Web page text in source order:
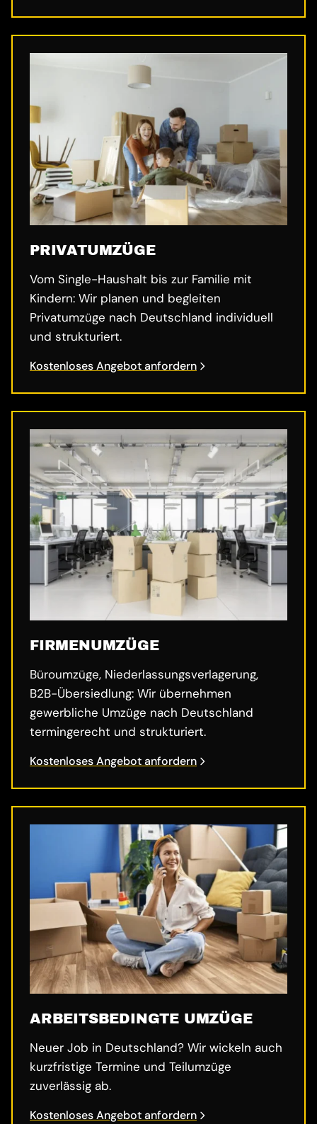
PRIVATUMZÜGE
Vom Single-Haushalt bis zur Familie mit
Kindern: Wir planen und begleiten
Privatumzüge nach Deutschland individuell
und strukturiert.
Kostenloses Angebot anfordern
FIRMENUMZÜGE
Büroumzüge, Niederlassungsverlagerung,
B2B-Übersiedlung: Wir übernehmen
gewerbliche Umzüge nach Deutschland
termingerecht und strukturiert.
Kostenloses Angebot anfordern
ARBEITSBEDINGTE UMZÜGE
Neuer Job in Deutschland? Wir wickeln auch
kurzfristige Termine und Teilumzüge
zuverlässig ab.
Kostenloses Angebot anfordern